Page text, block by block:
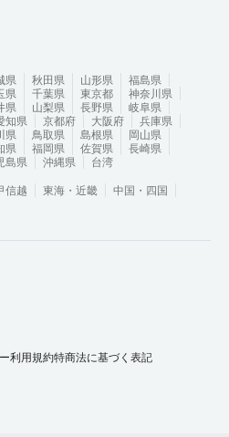
県 秋田県 山形県
福島県
県 千葉県 東京都
神奈川県
県 山梨県 長野県
岐阜県
知県 京都府 大阪府
兵庫県
県 鳥取県 島根県
岡山県
県 福岡県 佐賀県
長崎県
島県 沖縄県
台湾
信越 東海・近畿
中国・四国
利用規約特商法に基づく表記